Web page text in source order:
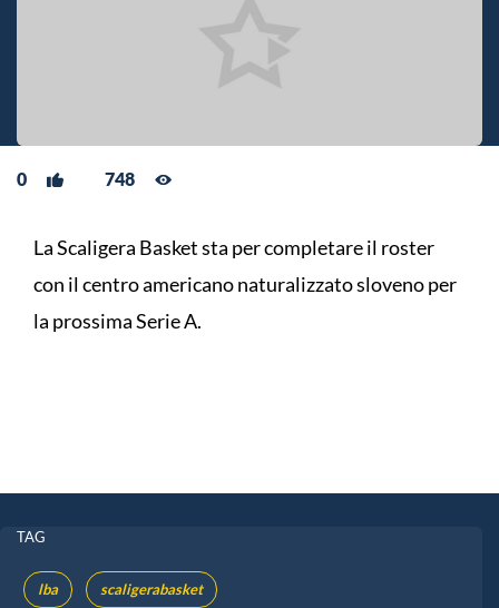
0 748
La Scaligera Basket sta per completare il roster
con il centro americano naturalizzato sloveno per
la prossima Serie A.
TAG
lba scaligerabasket